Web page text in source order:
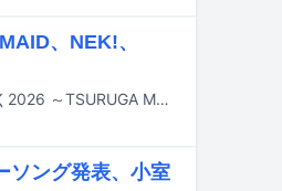
、NEK!、
9月12日と13日に福井・敦賀市金ヶ崎エリアで行われる音楽フェス「おぼろっく2026 ～TSURUGA MUSIC FESTIVAL～」の最終出演アーティストと日割りが発表された。
ソング発表、小室